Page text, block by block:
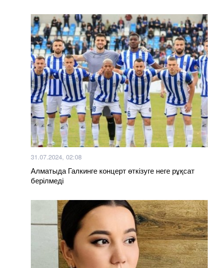
31.07.2024, 02:08
Алматыда Галкинге концерт өткізуге неге рұқсат
берілмеді